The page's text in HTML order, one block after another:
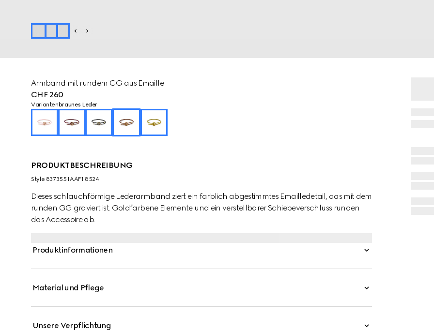
Armband mit rundem GG aus Emaille
CHF 260
Varianten braunes Leder
PRODUKTBESCHREIBUNG
Style ‎837355 IAAF1 8524
Dieses schlauchförmige Lederarmband ziert ein farblich abgestimmtes Emailledetail, das mit dem
runden GG graviert ist. Goldfarbene Elemente und ein verstellbarer Schiebeverschluss runden
das Accessoire ab.
Produktinformationen
Material und Pflege
Unsere Verpflichtung